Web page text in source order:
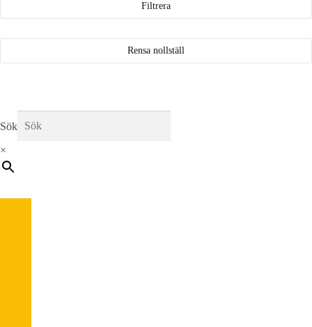
Filtrera
Rensa nollställ
Sök
×